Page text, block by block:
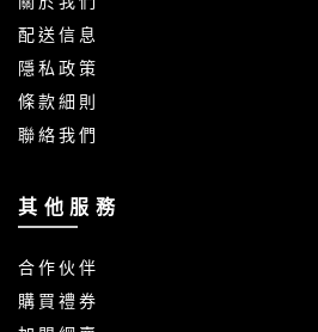
配 送 信 息
隱 私 政 策
條 款 細 則
聯 絡 我 們
其 他 服 務
合 作 伙 伴
購 買 禮 券